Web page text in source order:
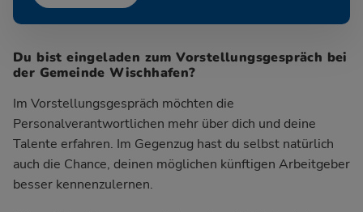
Du bist eingeladen zum Vorstellungsgespräch bei
der Gemeinde Wischhafen?
Im Vorstellungsgespräch möchten die
Personalverantwortlichen mehr über dich und deine
Talente erfahren. Im Gegenzug hast du selbst natürlich
auch die Chance, deinen möglichen künftigen Arbeitgeber
besser kennenzulernen.